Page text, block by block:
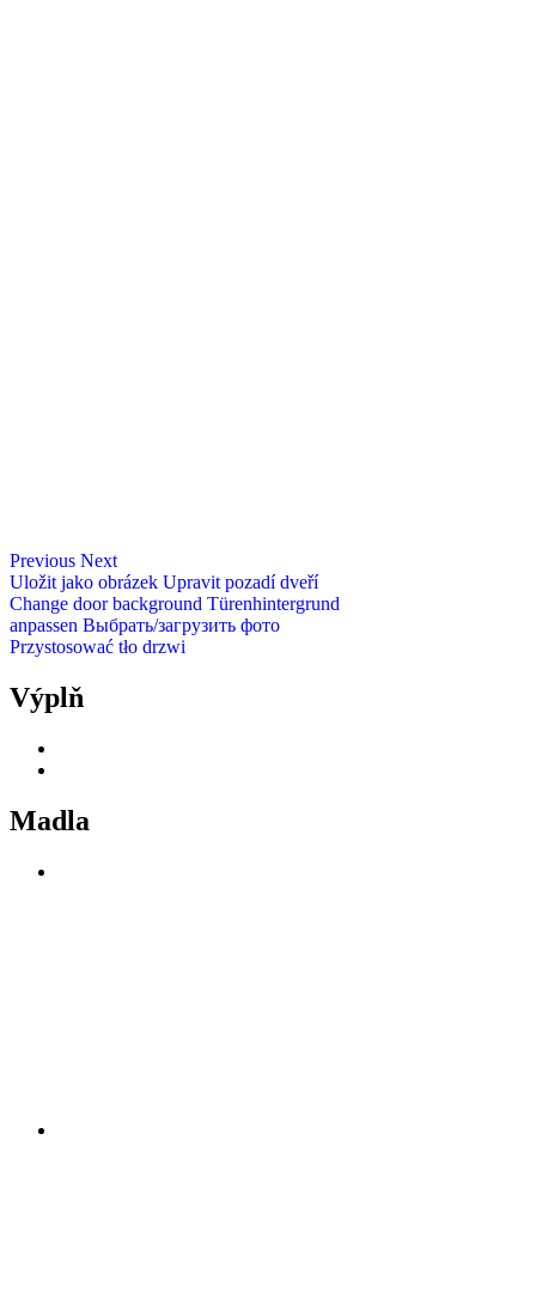
Previous Next
Uložit jako obrázek Upravit pozadí dveří
Change door background Türenhintergrund
anpassen Выбрать/загрузить фото
Przystosować tło drzwi
Výplň
Madla